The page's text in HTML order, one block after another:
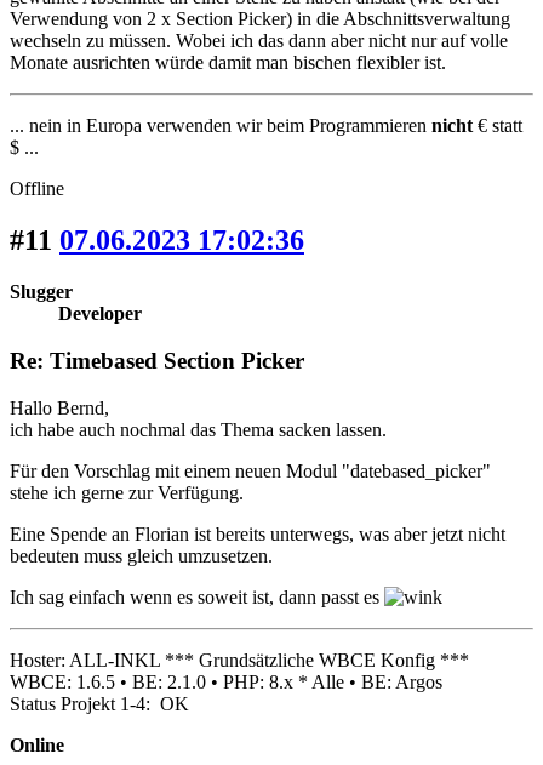
Verwendung von 2 x Section Picker) in die Abschnittsverwaltung
wechseln zu müssen. Wobei ich das dann aber nicht nur auf volle
Monate ausrichten würde damit man bischen flexibler ist.
... nein in Europa verwenden wir beim Programmieren nicht € statt
$ ...
Offline
#11 07.06.2023 17:02:36
Slugger
Developer
Re: Timebased Section Picker
Hallo Bernd,
ich habe auch nochmal das Thema sacken lassen.
Für den Vorschlag mit einem neuen Modul "datebased_picker"
stehe ich gerne zur Verfügung.
Eine Spende an Florian ist bereits unterwegs, was aber jetzt nicht
bedeuten muss gleich umzusetzen.
Ich sag einfach wenn es soweit ist, dann passt es
Hoster: ALL-INKL *** Grundsätzliche WBCE Konfig ***
WBCE: 1.6.5 • BE: 2.1.0 • PHP: 8.x * Alle • BE: Argos
Status Projekt 1-4: OK
Online